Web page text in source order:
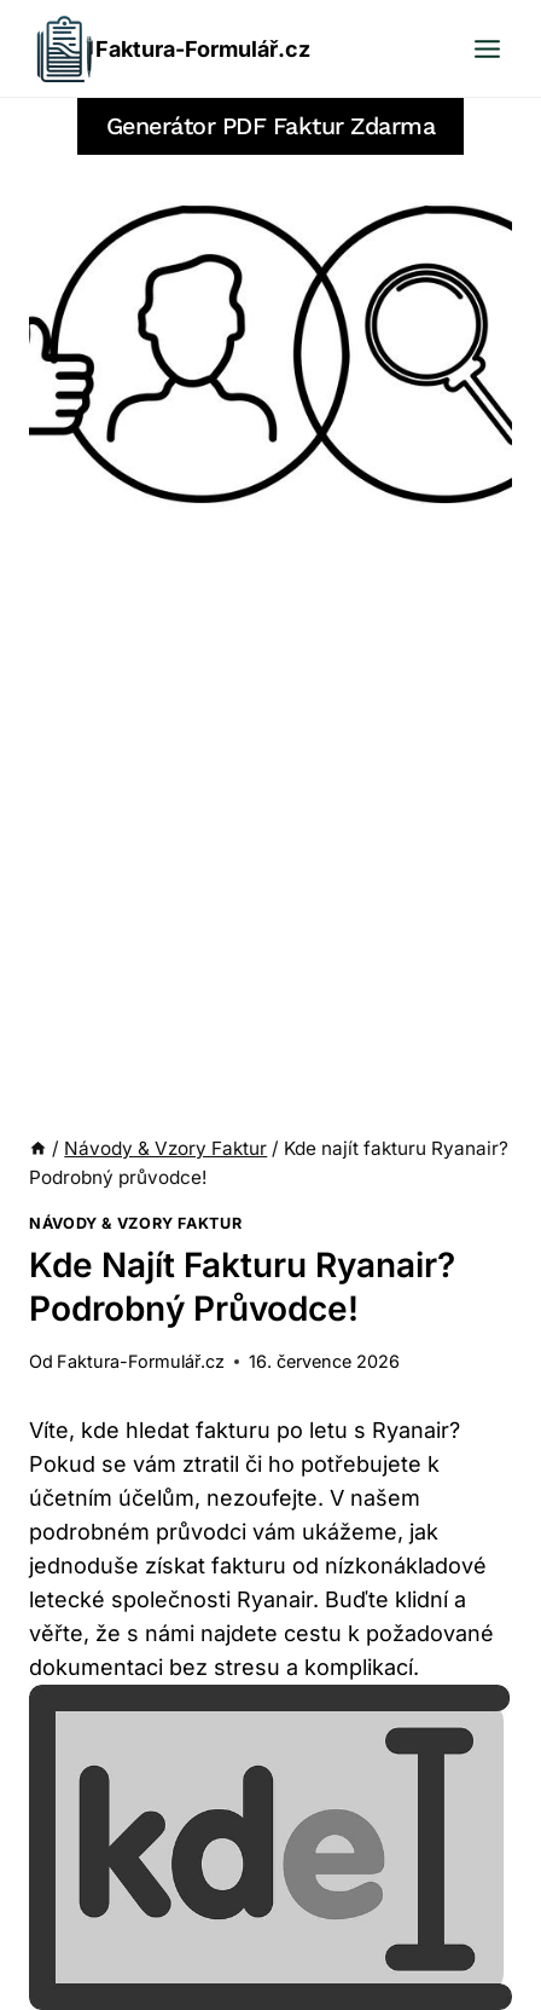
Přeskočit
obsah
Faktura-Formulář.cz
Generátor PDF Faktur Zdarma
/ Návody & Vzory Faktur / Kde najít fakturu Ryanair?
Podrobný průvodce!
NÁVODY & VZORY FAKTUR
Kde Najít Fakturu Ryanair?
Podrobný Průvodce!
Od Faktura-Formulář.cz 16. července 2026
Víte, kde hledat fakturu po letu s Ryanair?
Pokud se vám ztratil či ho potřebujete k
účetním účelům, nezoufejte. V našem
podrobném průvodci vám ukážeme, jak
jednoduše získat fakturu od nízkonákladové
letecké společnosti Ryanair. Buďte klidní a
věřte, že s námi najdete cestu k požadované
dokumentaci bez stresu a komplikací.